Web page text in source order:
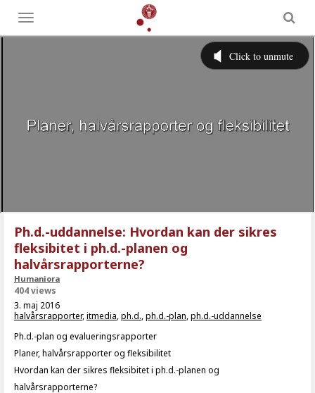
Toggle
menu
Ph.d.-uddannelse: Hvordan kan der sikres
fleksibitet i ph.d.-planen og
halvårsrapporterne?
Humaniora
404 views
3. maj 2016
halvårsrapporter,itmedia,ph.d.,ph.d.-plan,ph.d.-uddannelse
Ph.d.-plan og evalueringsrapporter
Planer, halvårsrapporter og fleksibilitet
Hvordan kan der sikres fleksibitet i ph.d.-planen og
halvårsrapporterne?